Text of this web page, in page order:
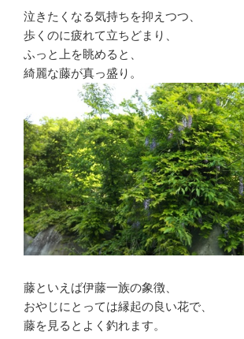
泣きたくなる気持ちを抑えつつ、
歩くのに疲れて立ちどまり、
ふっと上を眺めると、
綺麗な藤が真っ盛り。
藤といえば伊藤一族の象徴、
おやじにとっては縁起の良い花で、
藤を見るとよく釣れます。